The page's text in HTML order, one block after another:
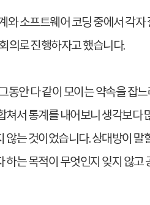
와 소프트웨어 코딩 중에서 각
의로 진행하자고 했습니다.
동안 다 같이 모이는 약속을 잡
서 통계를 내어보니 생각보
는 것이었습니다. 상대방이
는 목적이 무엇인지 잊지 않